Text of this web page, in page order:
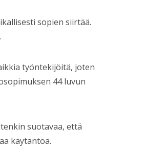
sopien siirtää.
työntekijöitä, joten
44 luvun
suotavaa, että
käytäntöä.